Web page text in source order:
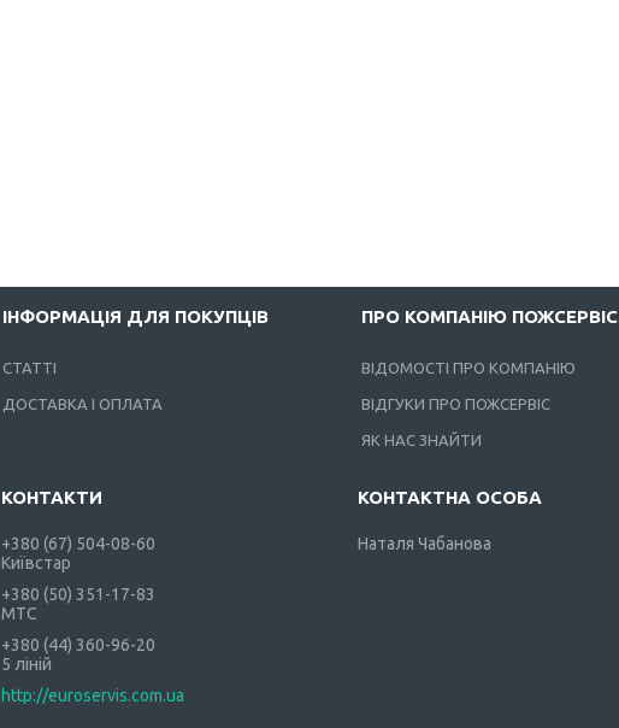
ІНФОРМАЦІЯ ДЛЯ ПОКУПЦІВ
СТАТТІ
ДОСТАВКА І ОПЛАТА
ПРО КОМПАНІЮ ПОЖСЕРВІС
ВІДОМОСТІ ПРО КОМПАНІЮ
ВІДГУКИ ПРО ПОЖСЕРВІС
ЯК НАС ЗНАЙТИ
+380 (67) 504-08-60
Київстар
+380 (50) 351-17-83
МТС
+380 (44) 360-96-20
5 ліній
http://euroservis.com.ua
Наталя Чабанова